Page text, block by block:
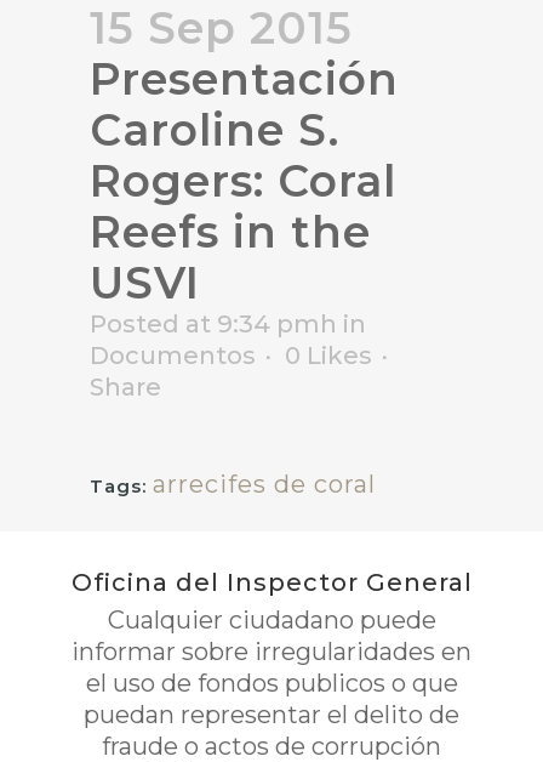
15 Sep 2015
Presentación
Caroline S.
Rogers: Coral
Reefs in the
USVI
Posted at 9:34 pmh in
Documentos
0 Likes
Share
Tags: arrecifes de coral
Oficina del Inspector General
Cualquier ciudadano puede
informar sobre irregularidades en
el uso de fondos publicos o que
puedan representar el delito de
fraude o actos de corrupción